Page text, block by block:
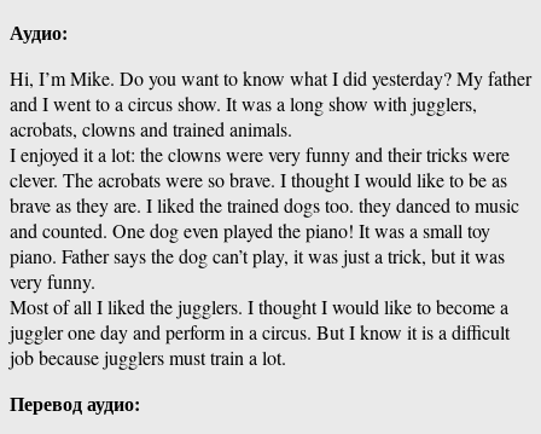
Аудио:
Hi, I’m Mike. Do you want to know what I did yesterday? My father
and I went to a circus show. It was a long show with jugglers,
acrobats, clowns and trained animals.
I enjoyed it a lot: the clowns were very funny and their tricks were
clever. The acrobats were so brave. I thought I would like to be as
brave as they are. I liked the trained dogs too. they danced to music
and counted. One dog even played the piano! It was a small toy
piano. Father says the dog can’t play, it was just a trick, but it was
very funny.
Most of all I liked the jugglers. I thought I would like to become a
juggler one day and perform in a circus. But I know it is a difficult
job because jugglers must train a lot.
Перевод аудио: